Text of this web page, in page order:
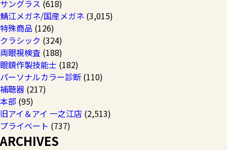
サングラス (618)
鯖江メガネ/国産メガネ (3,015)
特殊商品 (126)
クラシック (324)
両眼視検査 (188)
眼鏡作製技能士 (182)
パーソナルカラー診断 (110)
補聴器 (217)
本部 (95)
旧アイ＆アイ 一之江店 (2,513)
プライベート (737)
ARCHIVES